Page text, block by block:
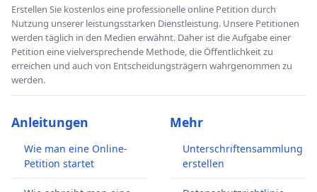
Erstellen Sie kostenlos eine professionelle online Petition durch
Nutzung unserer leistungsstarken Dienstleistung. Unsere Petitionen
werden täglich in den Medien erwähnt. Daher ist die Aufgabe einer
Petition eine vielversprechende Methode, die Öffentlichkeit zu
erreichen und auch von Entscheidungsträgern wahrgenommen zu
werden.
Anleitungen
Wie man eine Online-
Petition startet
Mehr
Unterschriftensammlung
erstellen